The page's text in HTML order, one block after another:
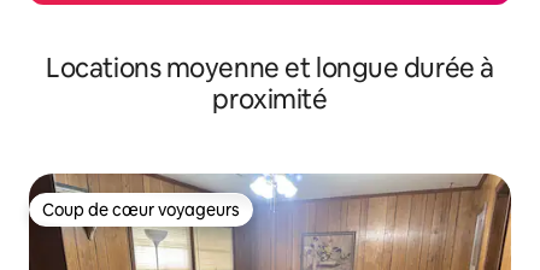
Locations moyenne et longue durée à
proximité
Coup de cœur voyageurs
Coup de cœur voyageurs